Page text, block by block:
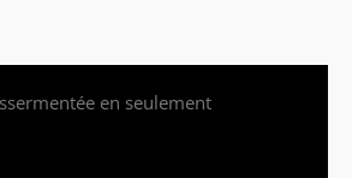
en seulement